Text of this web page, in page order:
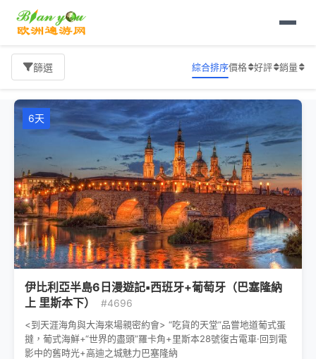
首頁 巴塞隆納 旅遊報價
篩選 綜合排序價格 好評 銷量
6天
伊比利亞半島6日漫遊記▪西班牙+葡萄牙（巴塞隆納
上 里斯本下）
#4696
<到天涯海角與大海來場親密約會> “吃貨的天堂”品嘗地道葡式蛋
撻，葡式海鮮+“世界的盡頭”羅卡角+里斯本28號復古電車·回到電
影中的舊時光+高迪之城魅力巴塞隆納